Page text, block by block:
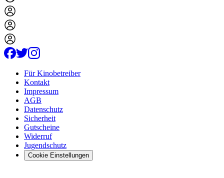
Für Kinobetreiber
Kontakt
Impressum
AGB
Datenschutz
Sicherheit
Gutscheine
Widerruf
Jugendschutz
Cookie Einstellungen